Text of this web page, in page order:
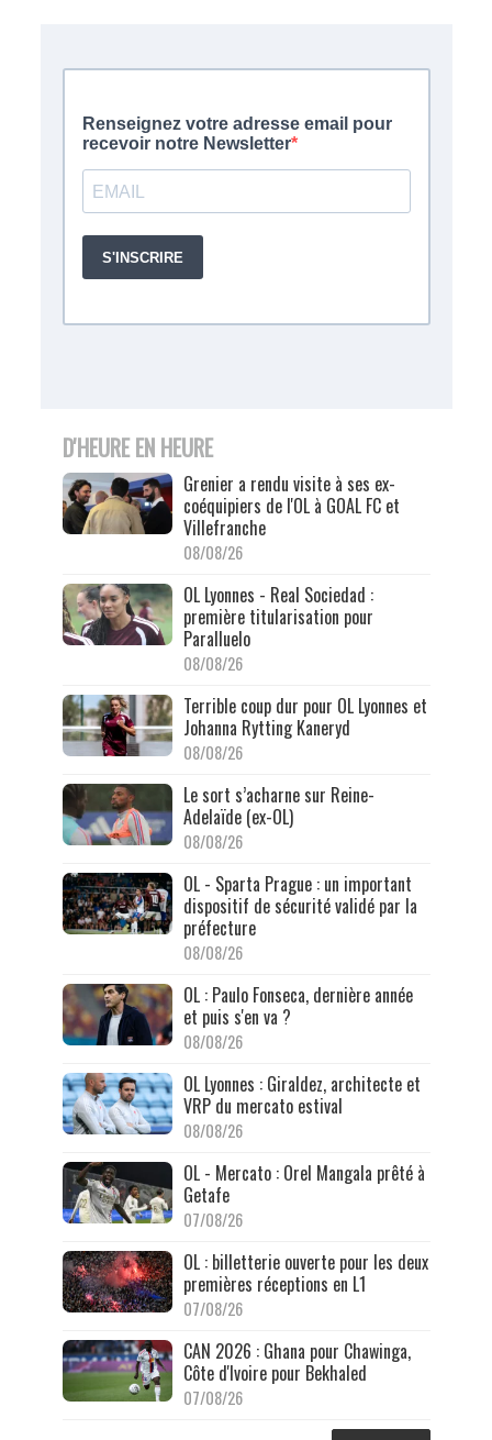
D'HEURE EN HEURE
Grenier a rendu visite à ses ex-
coéquipiers de l'OL à GOAL FC et
Villefranche
08/08/26
OL Lyonnes - Real Sociedad :
première titularisation pour
Paralluelo
08/08/26
Terrible coup dur pour OL Lyonnes et
Johanna Rytting Kaneryd
08/08/26
Le sort s’acharne sur Reine-
Adelaïde (ex-OL)
08/08/26
OL - Sparta Prague : un important
dispositif de sécurité validé par la
préfecture
08/08/26
OL : Paulo Fonseca, dernière année
et puis s'en va ?
08/08/26
OL Lyonnes : Giraldez, architecte et
VRP du mercato estival
08/08/26
OL - Mercato : Orel Mangala prêté à
Getafe
07/08/26
OL : billetterie ouverte pour les deux
premières réceptions en L1
07/08/26
CAN 2026 : Ghana pour Chawinga,
Côte d'Ivoire pour Bekhaled
07/08/26